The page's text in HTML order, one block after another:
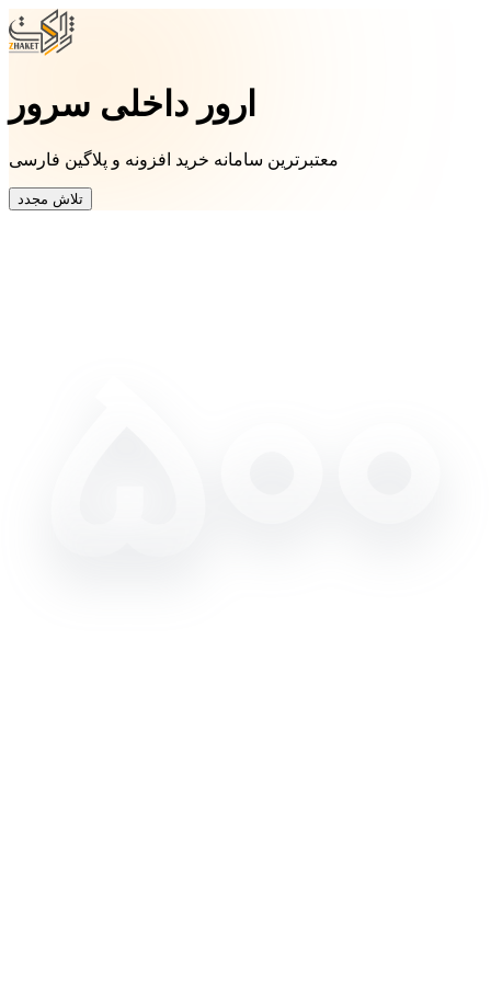
ارور داخلی سرور
معتبرترین سامانه خرید افزونه و پلاگین فارسی
تلاش مجدد